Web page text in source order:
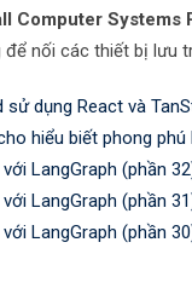
Computer Systems
nối các thiết bị lưu
dụng React và
hiểu biết phong
LangGraph (phần
LangGraph (phần
LangGraph (phần